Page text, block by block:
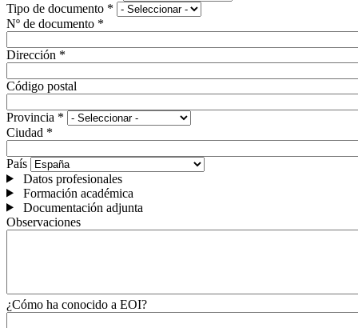
Tipo de documento *
Nº de documento *
Dirección *
Código postal
Provincia *
Ciudad *
País
Datos profesionales
Formación académica
Documentación adjunta
Observaciones
¿Cómo ha conocido a EOI?